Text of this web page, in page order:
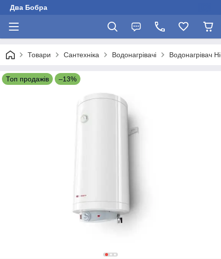
Два Бобра
Товари Сантехніка Водонагрівачі Водонагрівач
Топ продажів –13%